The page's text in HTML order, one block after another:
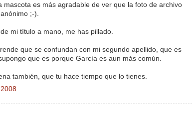
mascota es más agradable de ver que la foto de archivo
;-).
mi título a mano, me has pillado.
que se confundan con mi segundo apellido, que es
que es porque García es aun más común.
también, que tu hace tiempo que lo tienes.